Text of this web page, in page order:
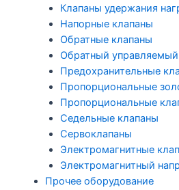
Клапаны удержания
Напорные клапаны
Обратные клапаны
Обратный
Предохранительные
Пропорциональные
Пропорциональные
Седельные клапаны
Сервоклапаны
Электромагнитные
Электромагнитный
Прочее оборудование